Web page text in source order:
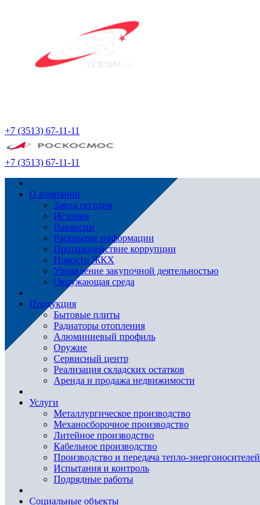
+7 (3513) 67-11-11
+7 (3513) 67-11-11
О компании
Завод сегодня
История
Вакансии
Раскрытие информации
Противодействие коррупции
Новости ЖКХ
Управление закупочной деятельностью
Окружающая среда
Продукция
Бытовые плиты
Радиаторы отопления
Алюминиевый профиль
Оружие
Сервисный центр
Реализация складских остатков
Аренда и продажа недвижимости
Услуги
Металлургическое производство
Механосборочное производство
Литейное производство
Кабельное производство
Производство и передача тепло-энергоносителей
Испытания и контроль
Подрядные работы
Социальные объекты